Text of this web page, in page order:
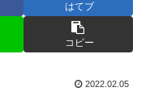
はてブ
コピー
2022.02.05